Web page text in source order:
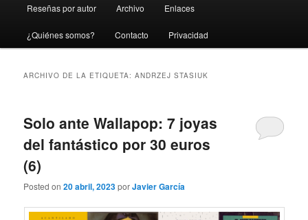
Reseñas por autor Archivo Enlaces
¿Quiénes somos? Contacto Privacidad
ARCHIVO DE LA ETIQUETA:ANDRZEJ STASIUK
Solo ante Wallapop: 7 joyas
del fantástico por 30 euros
(6)
Posted on20 abril, 2023porJavier García